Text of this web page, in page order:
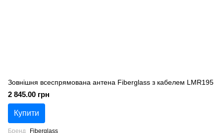
Зовнішня всеспрямована антена Fiberglass з кабелем LMR195
2 845.00 грн
Купити
Бренд Fiberglass